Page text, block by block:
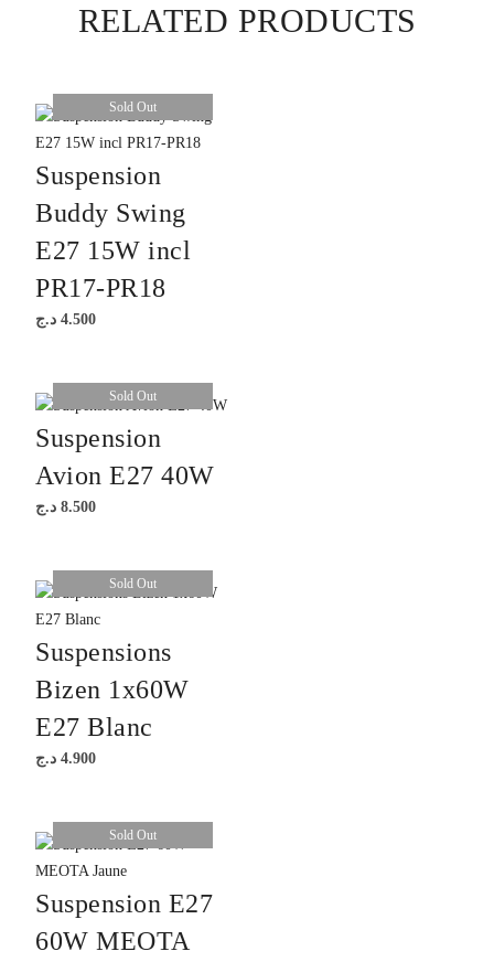
RELATED PRODUCTS
Sold Out
Suspension
Buddy Swing
E27 15W incl
PR17-PR18
4.500 د.ج
Sold Out
Suspension
Avion E27 40W
8.500 د.ج
Sold Out
Suspensions
Bizen 1x60W
E27 Blanc
4.900 د.ج
Sold Out
Suspension E27
60W MEOTA